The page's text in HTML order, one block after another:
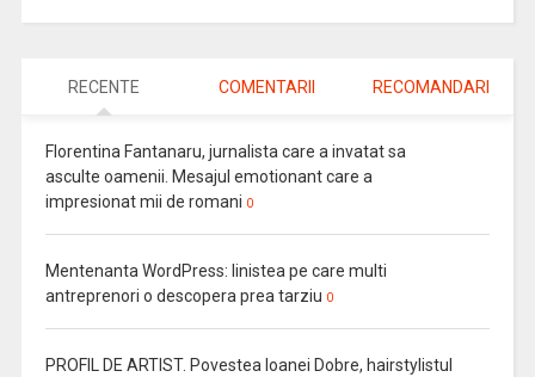
RECENTE COMENTARII RECOMANDARI
Florentina Fantanaru, jurnalista care a invatat sa
asculte oamenii. Mesajul emotionant care a
impresionat mii de romani 0
Mentenanta WordPress: linistea pe care multi
antreprenori o descopera prea tarziu 0
PROFIL DE ARTIST. Povestea Ioanei Dobre, hairstylistul